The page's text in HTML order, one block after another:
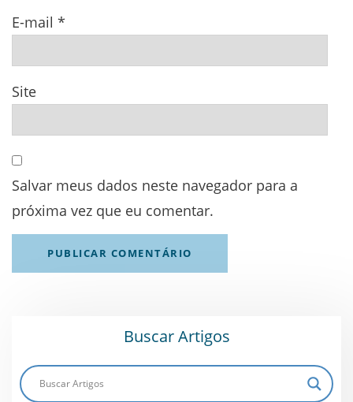
E-mail *
Site
Salvar meus dados neste navegador para a
próxima vez que eu comentar.
Buscar Artigos